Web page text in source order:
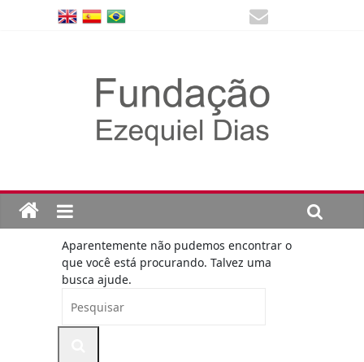
Aparentemente não pudemos encontrar o
que você está procurando. Talvez uma
busca ajude.